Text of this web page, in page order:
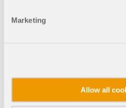
Marketing
Allow all
5.000 créditos para